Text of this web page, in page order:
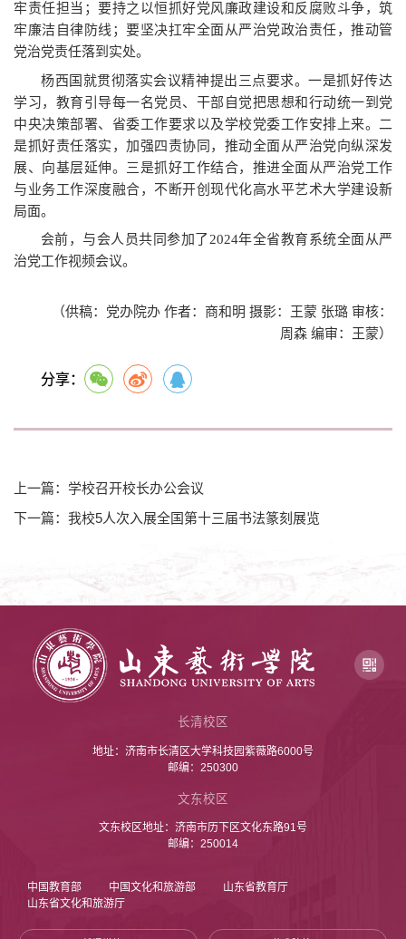
牢责任担当；要持之以恒抓好党风廉政建设和反腐败斗争，筑
牢廉洁自律防线；要坚决扛牢全面从严治党政治责任，推动管
党治党责任落到实处。
杨西国就贯彻落实会议精神提出三点要求。一是抓好传达
学习，教育引导每一名党员、干部自觉把思想和行动统一到党
中央决策部署、省委工作要求以及学校党委工作安排上来。二
是抓好责任落实，加强四责协同，推动全面从严治党向纵深发
展、向基层延伸。三是抓好工作结合，推进全面从严治党工作
与业务工作深度融合，不断开创现代化高水平艺术大学建设新
局面。
会前，与会人员共同参加了2024年全省教育系统全面从严
治党工作视频会议。
（供稿：党办院办 作者：商和明 摄影：王蒙 张璐 审核：
周森 编审：王蒙）
分享：
上一篇：学校召开校长办公会议
下一篇：我校5人次入展全国第十三届书法篆刻展览
长清校区
地址：济南市长清区大学科技园紫薇路6000号
邮编：250300
文东校区
文东校区地址：济南市历下区文化东路91号
邮编：250014
中国教育部 中国文化和旅游部
山东省教育厅
山东省文化和旅游厅